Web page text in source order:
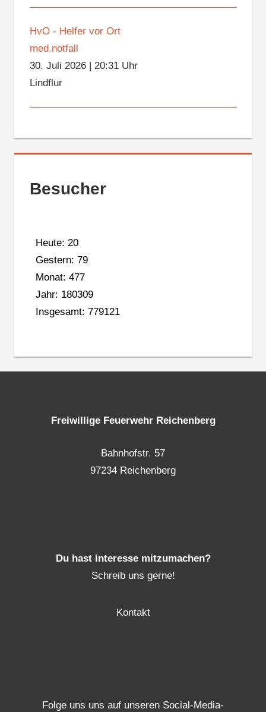
HvO - Helfer vor Ort
med.notfall
30. Juli 2026| 20:31 Uhr
Lindflur
Besucher
Heute: 20
Gestern: 79
Monat: 477
Jahr: 180309
Insgesamt: 779121
Freiwillige Feuerwehr Reichenberg
Bahnhofstr. 57
97234 Reichenberg
Du hast Interesse mitzumachen?
Schreib uns gerne!
Kontakt
Folge uns uns auf unseren Social-Media-